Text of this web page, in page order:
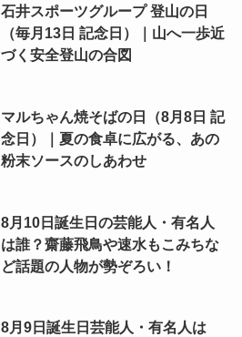
石井スポーツグループ 登山の日
（毎月13日 記念日）｜山へ一歩近
づく安全登山の合図
マルちゃん焼そばの日（8月8日 記
念日）｜夏の食卓に広がる、あの
粉末ソースのしあわせ
8月10日誕生日の芸能人・有名人
は誰？齋藤飛鳥や速水もこみちな
ど話題の人物が勢ぞろい！
8月9日誕生日芸能人・有名人は